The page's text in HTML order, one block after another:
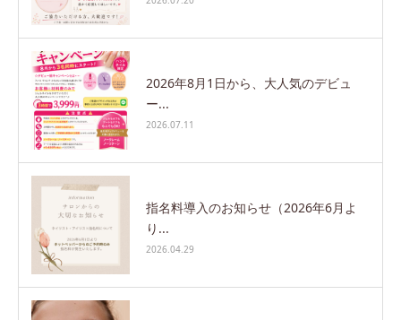
2026年8月1日から、大人気のデビュ
ー...
2026.07.11
指名料導入のお知らせ（2026年6月よ
り...
2026.04.29